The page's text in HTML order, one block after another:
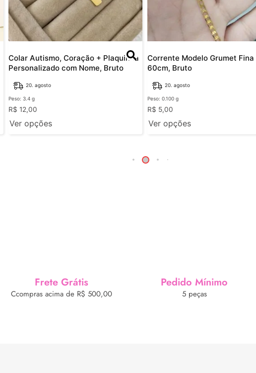
Colar Autismo, Coração + Plaquinha
Personalizado com Nome, Bruto
20. agosto
Peso: 3.4 g
R$ 12,00
Ver opções
Corrente Modelo Grumet
60cm, Bruto
20. agosto
Peso: 0.100 g
R$ 5,00
Ver opções
Ccompras acima de R$ 500,00 5 peças